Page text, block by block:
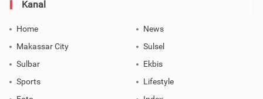
Kanal
Home
News
Makassar City
Sulsel
Sulbar
Ekbis
Sports
Lifestyle